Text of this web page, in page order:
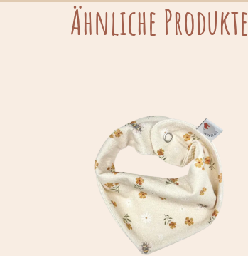
Ähnliche Produkte